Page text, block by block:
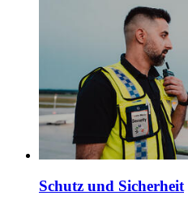
Schutz und Sicherheit